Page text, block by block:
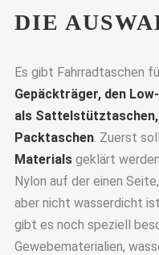
DIE
Es gibt Fahrradtaschen
Gepäckträger, den
als
Packtaschen. Zuerst
Materialsgeklärt
Nylon auf der einen
aber nicht wasserdicht
gibt es noch speziell
Gewebematerialien,